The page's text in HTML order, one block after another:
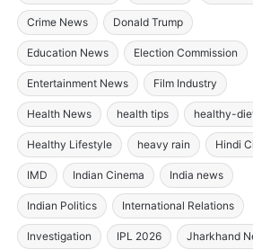
Crime News Donald Trump
Education News Election Commission
Entertainment News Film Industry
Health News health tips healthy-
Healthy Lifestyle heavy rain Hindi
IMD Indian Cinema India news
Indian Politics International Relations
Investigation IPL 2026 Jharkhand